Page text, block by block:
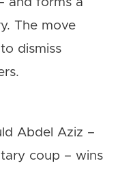
The move
dismiss
Abdel Aziz –
coup – wins